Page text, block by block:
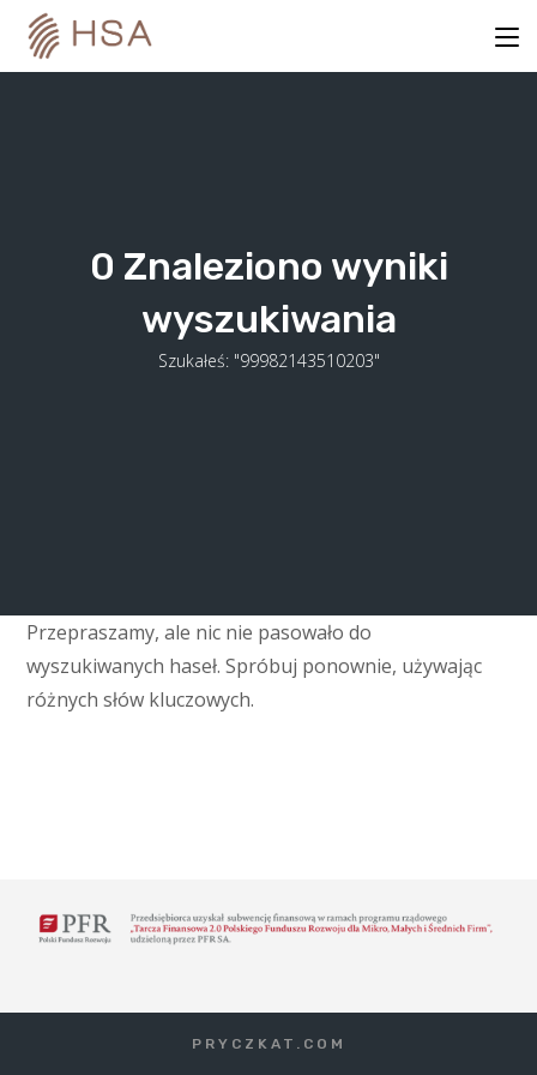
content
0 Znaleziono wyniki
wyszukiwania
Szukałeś: "99982143510203"
Przepraszamy, ale nic nie pasowało do
wyszukiwanych haseł. Spróbuj ponownie, używając
różnych słów kluczowych.
PRYCZKAT.COM